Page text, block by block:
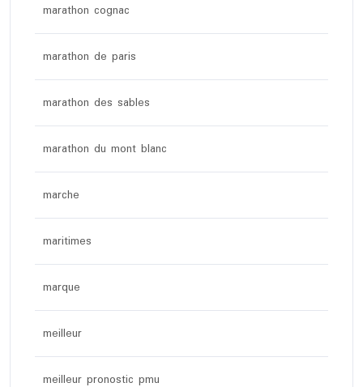
marathon cognac
marathon de paris
marathon des sables
marathon du mont blanc
marche
maritimes
marque
meilleur
meilleur pronostic pmu